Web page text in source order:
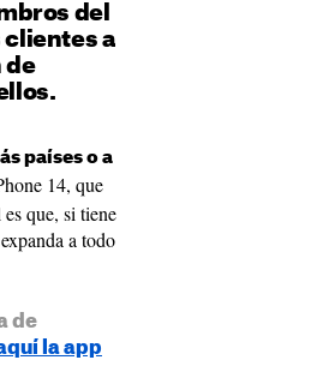
del
clientes a
de
países o a
14, que
que, si tiene
a todo
de
la app